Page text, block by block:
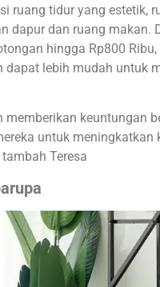
ruang tidur yang estetik,
dapur dan ruang makan.
hingga Rp800
dapat lebih mudah untuk
keuntungan
untuk
Teresa